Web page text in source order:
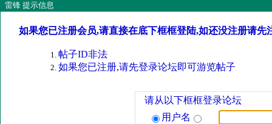
雷锋 提示信息
如果您已注册会员,请直接在底下框框登陆,如还没注册请先
帖子ID非法
如果您已注册,请先登录论坛即可游览帖子
请从以下框框登录论坛
用户名